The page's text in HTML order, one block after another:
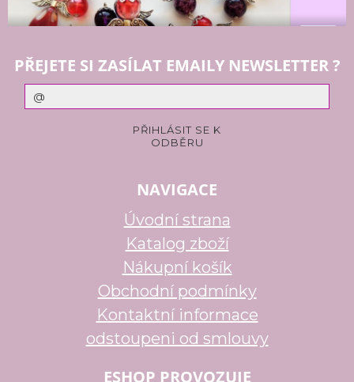
PŘEJETE SI ZASÍLAT EMAILY NEWSLETTER ?
NAVIGACE
Úvodní strana
Katalog zboží
Nákupní košík
Obchodní podmínky
Kontaktní informace
odstoupeni od smlouvy
ESHOP PROVOZUJE